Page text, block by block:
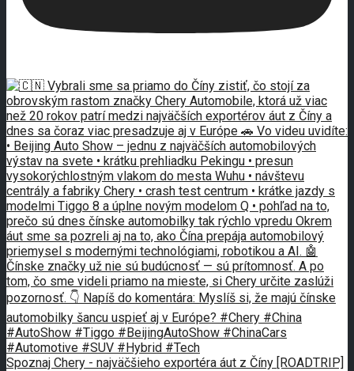
Spoznaj Chery - najväčšieho exportéra áut z Číny [ROADTRIP]